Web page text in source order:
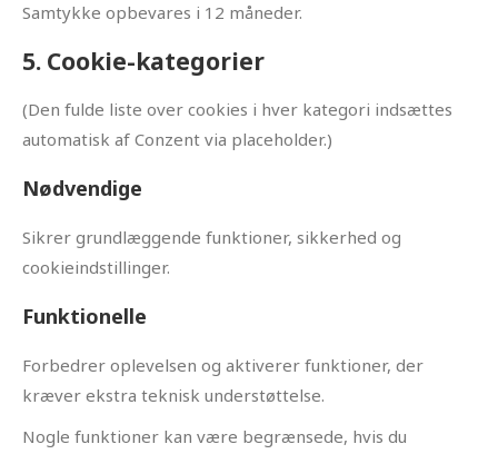
Samtykke opbevares i 12 måneder.
5. Cookie-kategorier
(Den fulde liste over cookies i hver kategori indsættes
automatisk af Conzent via placeholder.)
Nødvendige
Sikrer grundlæggende funktioner, sikkerhed og
cookieindstillinger.
Funktionelle
Forbedrer oplevelsen og aktiverer funktioner, der
kræver ekstra teknisk understøttelse.
Nogle funktioner kan være begrænsede, hvis du